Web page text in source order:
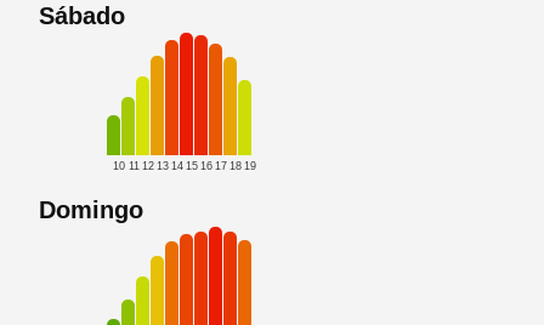
Sábado
10 11 12 13 14 15 16 17 18 19
Domingo